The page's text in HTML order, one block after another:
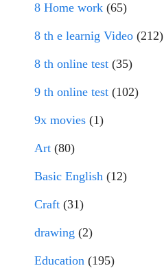
8 Home work (65)
8 th e learnig Video (212)
8 th online test (35)
9 th online test (102)
9x movies (1)
Art (80)
Basic English (12)
Craft (31)
drawing (2)
Education (195)